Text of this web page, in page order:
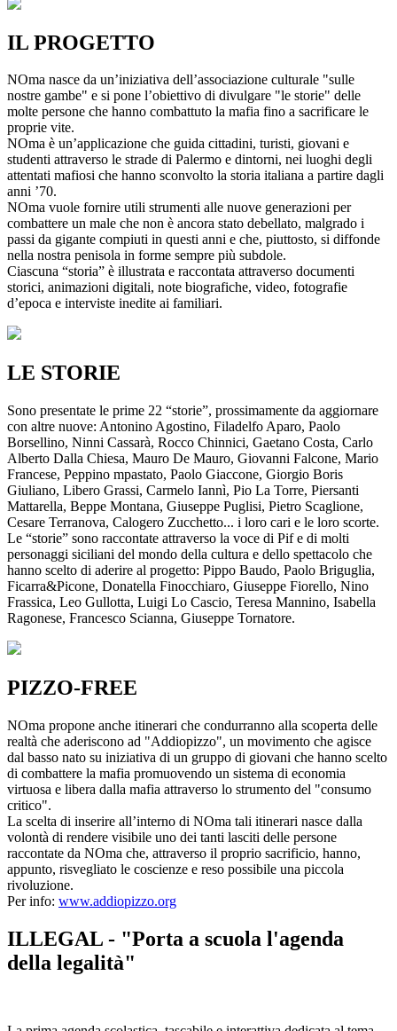
IL PROGETTO
NOma nasce da un’iniziativa dell’associazione culturale "sulle
nostre gambe" e si pone l’obiettivo di divulgare "le storie" delle
molte persone che hanno combattuto la mafia fino a sacrificare le
proprie vite.
NOma è un’applicazione che guida cittadini, turisti, giovani e
studenti attraverso le strade di Palermo e dintorni, nei luoghi degli
attentati mafiosi che hanno sconvolto la storia italiana a partire dagli
anni ’70.
NOma vuole fornire utili strumenti alle nuove generazioni per
combattere un male che non è ancora stato debellato, malgrado i
passi da gigante compiuti in questi anni e che, piuttosto, si diffonde
nella nostra penisola in forme sempre più subdole.
Ciascuna “storia” è illustrata e raccontata attraverso documenti
storici, animazioni digitali, note biografiche, video, fotografie
d’epoca e interviste inedite ai familiari.
LE STORIE
Sono presentate le prime 22 “storie”, prossimamente da aggiornare
con altre nuove: Antonino Agostino, Filadelfo Aparo, Paolo
Borsellino, Ninni Cassarà, Rocco Chinnici, Gaetano Costa, Carlo
Alberto Dalla Chiesa, Mauro De Mauro, Giovanni Falcone, Mario
Francese, Peppino mpastato, Paolo Giaccone, Giorgio Boris
Giuliano, Libero Grassi, Carmelo Iannì, Pio La Torre, Piersanti
Mattarella, Beppe Montana, Giuseppe Puglisi, Pietro Scaglione,
Cesare Terranova, Calogero Zucchetto... i loro cari e le loro scorte.
Le “storie” sono raccontate attraverso la voce di Pif e di molti
personaggi siciliani del mondo della cultura e dello spettacolo che
hanno scelto di aderire al progetto: Pippo Baudo, Paolo Briguglia,
Ficarra&Picone, Donatella Finocchiaro, Giuseppe Fiorello, Nino
Frassica, Leo Gullotta, Luigi Lo Cascio, Teresa Mannino, Isabella
Ragonese, Francesco Scianna, Giuseppe Tornatore.
PIZZO-FREE
NOma propone anche itinerari che condurranno alla scoperta delle
realtà che aderiscono ad "Addiopizzo", un movimento che agisce
dal basso nato su iniziativa di un gruppo di giovani che hanno scelto
di combattere la mafia promuovendo un sistema di economia
virtuosa e libera dalla mafia attraverso lo strumento del "consumo
critico".
La scelta di inserire all’interno di NOma tali itinerari nasce dalla
volontà di rendere visibile uno dei tanti lasciti delle persone
raccontate da NOma che, attraverso il proprio sacrificio, hanno,
appunto, risvegliato le coscienze e reso possibile una piccola
rivoluzione.
Per info: www.addiopizzo.org
ILLEGAL - "Porta a scuola l'agenda
della legalità"